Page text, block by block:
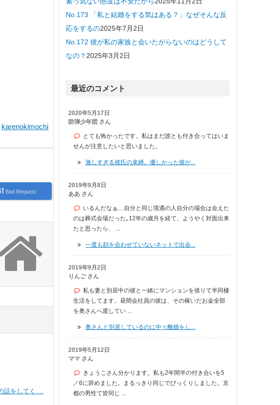
karenokimochi
Bad Request
話をしてく ...
No.173 「私と結婚をする気はある？」なぜそんな反
応をするの2025年7月2日
No.172 彼が私の家族と会いたがらないのはどうして
なの？ 2025年3月2日
最近のコメント
2020年5月17日
防弾少年団 さん
とても怖かったです。私はまだ誰とも付き合ってはいま
せんが注意したいと思いました。
激しすぎる彼氏の束縛。優しかった彼が...
2019年9月8日
ああ さん
いるんだなぁ…自分と同じ境遇の人自分の場合は会えた
のは葬式会場だった｡12年の歳月を経て、ようやく対面出来
たと思ったら、 ...
一度も顔を合わせていないネットで出会...
2019年9月2日
りんご さん
私も妻と別居中の彼と一緒にマンションを借りて半同棲
生活をしてます。昼間会社員の彼は、その稼いだお金全部
を奥さんへ渡してい ...
奥さんと別居しているのに中々離婚をし...
2019年5月12日
ママ さん
きょうこさん分かります。私も2年間半の付き合いを5
／6に辞めました。まるっきり同じでびっくりしました。京
都の男性て皆同じ ...